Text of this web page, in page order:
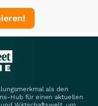
als den
Hub für einen aktuellen